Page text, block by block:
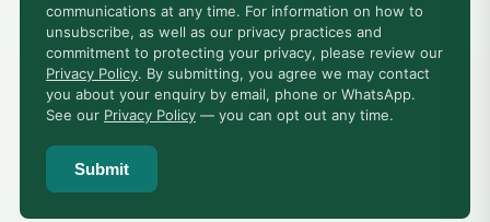
communications at any time. For information on how to
unsubscribe, as well as our privacy practices and
commitment to protecting your privacy, please review our
Privacy Policy. By submitting, you agree we may contact
you about your enquiry by email, phone or WhatsApp.
See our Privacy Policy — you can opt out any time.
Submit